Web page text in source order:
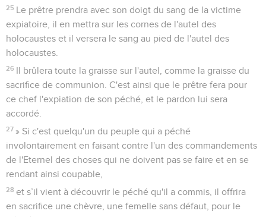
25 Le prêtre prendra avec son doigt du sang de la victime
expiatoire, il en mettra sur les cornes de l'autel des
holocaustes et il versera le sang au pied de l'autel des
holocaustes.
26 Il brûlera toute la graisse sur l'autel, comme la graisse du
sacrifice de communion. C'est ainsi que le prêtre fera pour
ce chef l'expiation de son péché, et le pardon lui sera
accordé.
27 » Si c'est quelqu'un du peuple qui a péché
involontairement en faisant contre l'un des commandements
de l'Eternel des choses qui ne doivent pas se faire et en se
rendant ainsi coupable,
28 et s’il vient à découvrir le péché qu'il a commis, il offrira
en sacrifice une chèvre, une femelle sans défaut, pour le